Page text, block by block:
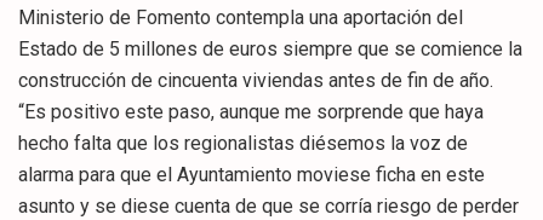
Ministerio de Fomento contempla una aportación del
Estado de 5 millones de euros siempre que se comience la
construcción de cincuenta viviendas antes de fin de año.
“Es positivo este paso, aunque me sorprende que haya
hecho falta que los regionalistas diésemos la voz de
alarma para que el Ayuntamiento moviese ficha en este
asunto y se diese cuenta de que se corría riesgo de perder